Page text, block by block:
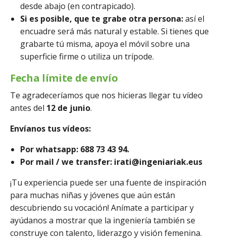
desde abajo (en contrapicado).
Si es posible, que te grabe otra persona:así el
encuadre será más natural y estable. Si tienes que
grabarte tú misma, apoya el móvil sobre una
superficie firme o utiliza un trípode.
Fecha límite de envío
Te agradeceríamos que nos hicieras llegar tu vídeo
antes del 12 de junio.
Envíanos tus vídeos:
Por whatsapp: 688 73 43 94.
Por mail / we transfer: irati@ingeniariak.eus
¡Tu experiencia puede ser una fuente de inspiración
para muchas niñas y jóvenes que aún están
descubriendo su vocación! Anímate a participar y
ayúdanos a mostrar que la ingeniería también se
construye con talento, liderazgo y visión femenina.